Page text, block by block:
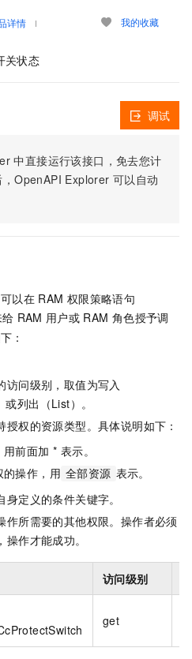
详情 我的收藏
关状态
中直接运行该接口，免去您计
OpenAPI Explorer 可以自动
调试
以在 RAM 权限策略语句
RAM 用户或 RAM 角色授予调
：
访问级别，取值为写入
列出（List）。
权的资源类型。具体说明如下：
前面加 * 表示。
操作，用 全部资源 表示。
定义的条件关键字。
作所需要的其他权限。操作者必须
作才能成功。
访问级别
get